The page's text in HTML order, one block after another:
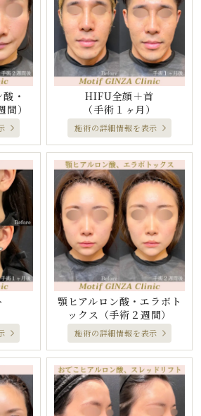
・
間）
HIFU全顔＋首
（手術１ヶ月）
施術の詳細情報を表示
顎ヒアルロン酸・エラボト
ックス （手術２週間）
施術の詳細情報を表示